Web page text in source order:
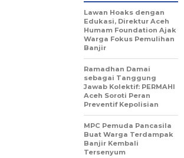
Lawan Hoaks dengan
Edukasi, Direktur Aceh
Humam Foundation Ajak
Warga Fokus Pemulihan
Banjir
Ramadhan Damai
sebagai Tanggung
Jawab Kolektif: PERMAHI
Aceh Soroti Peran
Preventif Kepolisian
MPC Pemuda Pancasila
Buat Warga Terdampak
Banjir Kembali
Tersenyum